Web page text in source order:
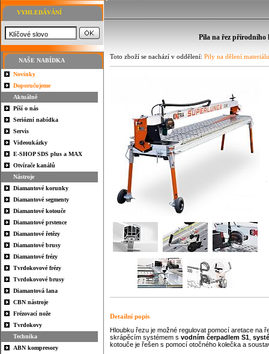
VYHLEDÁVÁNÍ
NAŠE NABÍDKA
Novinky
Doporučujeme
Aktuálně
Píší o nás
Seriózní nabídka
Servis
Videoukázky
E-SHOP SDS plus a MAX
Otvírače kanálů
Nástroje
Diamantové korunky
Diamantové segmenty
Diamantové kotouče
Diamantové prstence
Diamantové řetězy
Diamantové brusy
Diamantové frézy
Tvrdokovové frézy
Tvrdokovové brusy
Diamantová lana
CBN nástroje
Frézovací nože
Tvrdokovy
Technika
ABN kompresory
Pila na řez přírodního
Toto zboží se nachází v oddělení: Pily na dělení materiálu
Detailní popis
Hloubku řezu je možné regulovat pomocí aretace na
skrápěcím systémem s vodním čerpadlem S1
kotouče je řešen s pomocí otočného kolečka a